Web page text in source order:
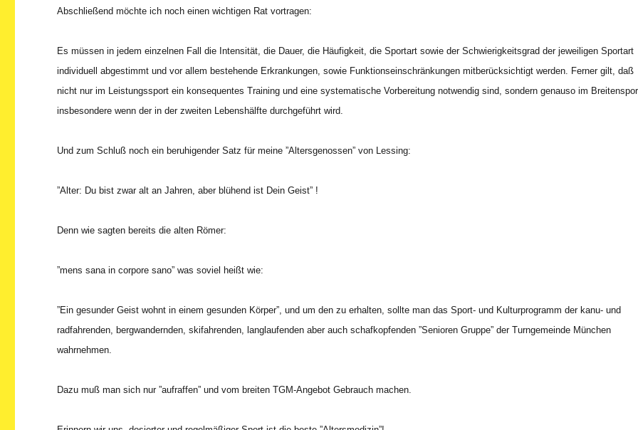
Abschließend möchte ich noch einen wichtigen Rat vortragen:
Es müssen in jedem einzelnen Fall die Intensität, die Dauer, die Häufigkeit, die Sportart sowie der Schwierigkeitsgrad der jeweiligen Sportart
individuell abgestimmt und vor allem bestehende Erkrankungen, sowie Funktionseinschränkungen mitberücksichtigt werden. Ferner gilt, daß
nicht nur im Leistungssport ein konsequentes Training und eine systematische Vorbereitung notwendig sind, sondern genauso im
insbesondere wenn der in der zweiten Lebenshälfte durchgeführt wird.
Und zum Schluß noch ein beruhigender Satz für meine ”Altersgenossen” von Lessing:
”Alter: Du bist zwar alt an Jahren, aber blühend ist Dein Geist” !
Denn wie sagten bereits die alten Römer:
”mens sana in corpore sano” was soviel heißt wie:
”Ein gesunder Geist wohnt in einem gesunden Körper”, und um den zu erhalten, sollte man das Sport- und Kulturprogramm der kanu- und
radfahrenden, bergwandernden, skifahrenden, langlaufenden aber auch schafkopfenden ”Senioren Gruppe” der Turngemeinde München
wahrnehmen.
Dazu muß man sich nur ”aufraffen” und vom breiten TGM-Angebot Gebrauch machen.